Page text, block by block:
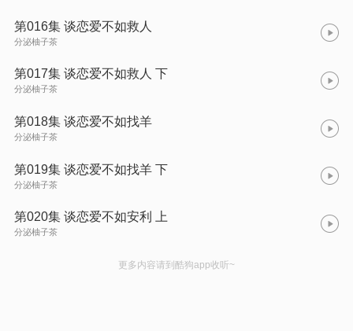
第016集 谈恋爱不如救人
分泌柚子茶
第017集 谈恋爱不如救人 下
分泌柚子茶
第018集 谈恋爱不如找羊
分泌柚子茶
第019集 谈恋爱不如找羊 下
分泌柚子茶
第020集 谈恋爱不如安利 上
分泌柚子茶
更多内容请到酷狗app收听~